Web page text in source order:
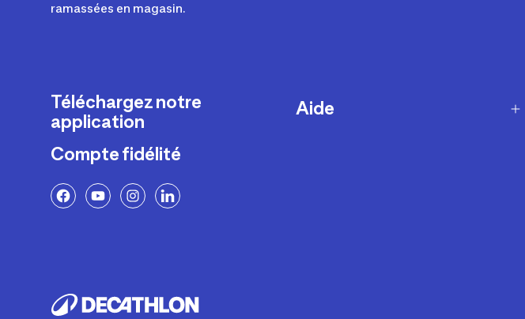
ramassées en magasin.
Téléchargez notre
application
Compte fidélité
Aide